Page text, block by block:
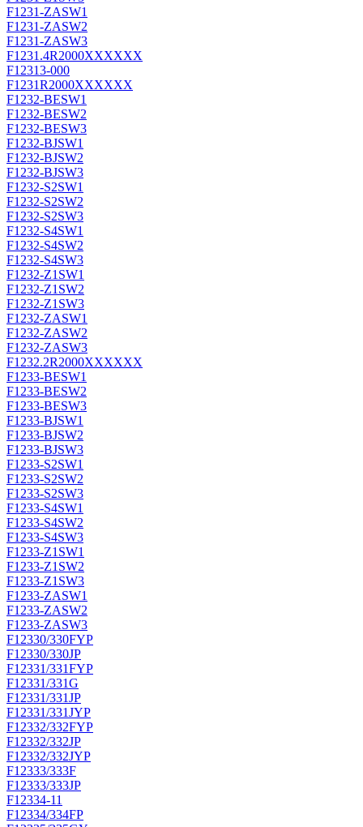
F1231-ZASW1
F1231-ZASW2
F1231-ZASW3
F1231.4R2000XXXXXX
F12313-000
F1231R2000XXXXXX
F1232-BESW1
F1232-BESW2
F1232-BESW3
F1232-BJSW1
F1232-BJSW2
F1232-BJSW3
F1232-S2SW1
F1232-S2SW2
F1232-S2SW3
F1232-S4SW1
F1232-S4SW2
F1232-S4SW3
F1232-Z1SW1
F1232-Z1SW2
F1232-Z1SW3
F1232-ZASW1
F1232-ZASW2
F1232-ZASW3
F1232.2R2000XXXXXX
F1233-BESW1
F1233-BESW2
F1233-BESW3
F1233-BJSW1
F1233-BJSW2
F1233-BJSW3
F1233-S2SW1
F1233-S2SW2
F1233-S2SW3
F1233-S4SW1
F1233-S4SW2
F1233-S4SW3
F1233-Z1SW1
F1233-Z1SW2
F1233-Z1SW3
F1233-ZASW1
F1233-ZASW2
F1233-ZASW3
F12330/330FYP
F12330/330JP
F12331/331FYP
F12331/331G
F12331/331JP
F12331/331JYP
F12332/332FYP
F12332/332JP
F12332/332JYP
F12333/333F
F12333/333JP
F12334-11
F12334/334FP